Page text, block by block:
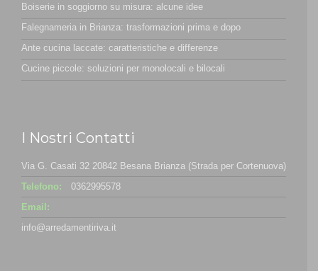
Boiserie in soggiorno su misura: alcune idee
Falegnameria in Brianza: trasformazioni prima e dopo
Ante cucina laccate: caratteristiche e differenze
Cucine piccole: soluzioni per monolocali e bilocali
I Nostri Contatti
Via G. Casati 32 20842 Besana Brianza (Strada per Cortenuova)
Telefono:
0362995578
Email:
info@arredamentiriva.it